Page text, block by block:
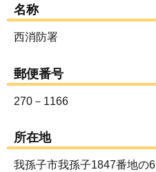
名称
西消防署
郵便番号
270－1166
所在地
我孫子市我孫子1847番地の6